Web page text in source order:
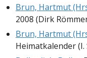
Brun, Hartmut
2008 (Dirk
Brun, Hartmut
Heimatkalender